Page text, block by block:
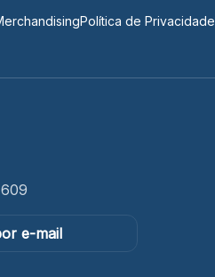
Política de Privacidade
e-mail